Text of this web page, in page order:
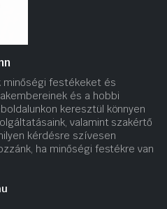
minőségi festékeket és
és a hobbi
keresztül könnyen
valamint szakértő
kérdésre szívesen
ha minőségi festékre van